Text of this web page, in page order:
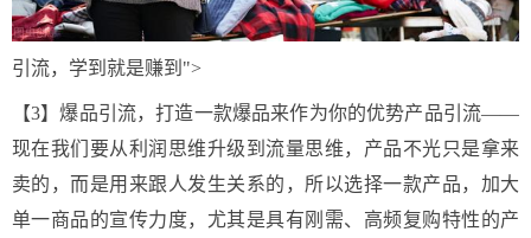
引流，学到就是赚到">
【3】爆品引流，打造一款爆品来作为你的优势产品引流——
现在我们要从利润思维升级到流量思维，产品不光只是拿来
卖的，而是用来跟人发生关系的，所以选择一款产品，加大
单一商品的宣传力度，尤其是具有刚需、高频复购特性的产